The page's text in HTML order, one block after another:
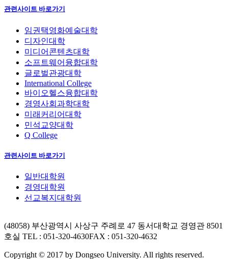
관련사이트 바로가기
임권택영화예술대학
디자인대학
미디어콘텐츠대학
소프트웨어융합대학
글로벌관광대학
International College
바이오헬스융합대학
경영사회과학대학
미래커리어대학
민석교양대학
Q College
관련사이트 바로가기
일반대학원
경영대학원
선교복지대학원
(48058) 부산광역시 사상구 주례로 47 동서대학교 경영관 8501
호실 TEL : 051-320-4630FAX : 051-320-4632
Copyright © 2017 by Dongseo University. All rights reserved.